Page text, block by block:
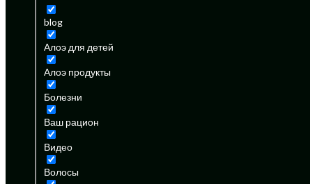
blog
Алоэ для детей
Алоэ продукты
Болезни
Ваш рацион
Видео
Волосы